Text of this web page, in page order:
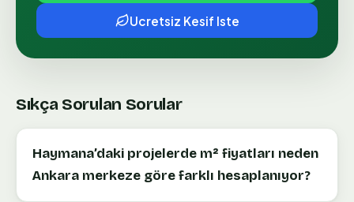
Ucretsiz Kesif Iste
Sıkça Sorulan Sorular
Haymana’daki projelerde m² fiyatları neden
Ankara merkeze göre farklı hesaplanıyor?